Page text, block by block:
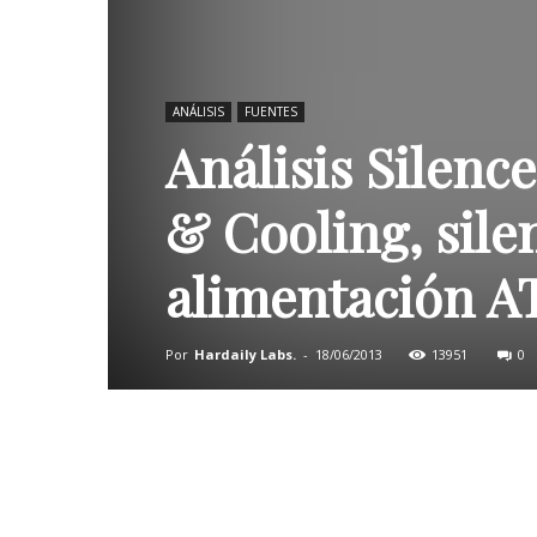
ANÁLISIS FUENTES
Análisis
& Cooling,
alimentación
Por Hardaily Labs. - 18/06/2013 13951 0